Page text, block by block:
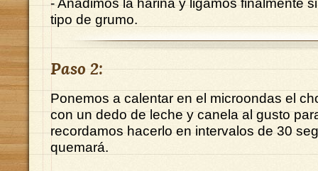
tipo de grumo.
Paso 2:
Ponemos a calentar en el microondas el
con un dedo de leche y canela al gusto
recordamos hacerlo en intervalos de 30
quemará.